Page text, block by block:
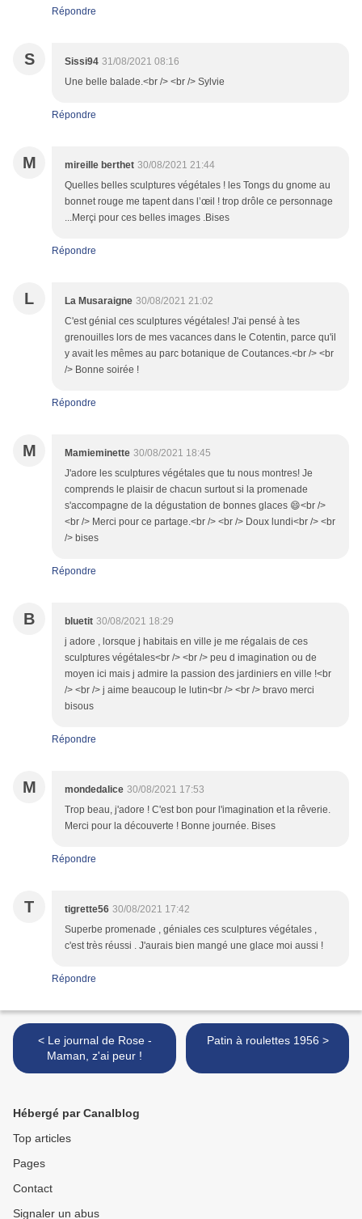
Répondre
S Sissi94 31/08/2021 08:16
Une belle balade.<br /> <br /> Sylvie
Répondre
M mireille berthet 30/08/2021 21:44
Quelles belles sculptures végétales ! les Tongs du gnome au
bonnet rouge me tapent dans l’œil ! trop drôle ce personnage
...Merçi pour ces belles images .Bises
Répondre
L La Musaraigne 30/08/2021 21:02
C'est génial ces sculptures végétales! J'ai pensé à tes
grenouilles lors de mes vacances dans le Cotentin, parce qu'il
y avait les mêmes au parc botanique de Coutances.<br /> <br
/> Bonne soirée !
Répondre
M Mamieminette 30/08/2021 18:45
J'adore les sculptures végétales que tu nous montres! Je
comprends le plaisir de chacun surtout si la promenade
s'accompagne de la dégustation de bonnes glaces 😄<br />
<br /> Merci pour ce partage.<br /> <br /> Doux lundi<br /> <br
/> bises
Répondre
B bluetit 30/08/2021 18:29
j adore , lorsque j habitais en ville je me régalais de ces
sculptures végétales<br /> <br /> peu d imagination ou de
moyen ici mais j admire la passion des jardiniers en ville !<br
/> <br /> j aime beaucoup le lutin<br /> <br /> bravo merci
bisous
Répondre
M mondedalice 30/08/2021 17:53
Trop beau, j'adore ! C'est bon pour l'imagination et la rêverie.
Merci pour la découverte ! Bonne journée. Bises
Répondre
T tigrette56 30/08/2021 17:42
Superbe promenade , géniales ces sculptures végétales ,
c'est très réussi . J'aurais bien mangé une glace moi aussi !
Répondre
< Le journal de Rose -
Maman, z'ai peur !
Patin à roulettes 1956 >
Hébergé par Canalblog
Top articles
Pages
Contact
Signaler un abus